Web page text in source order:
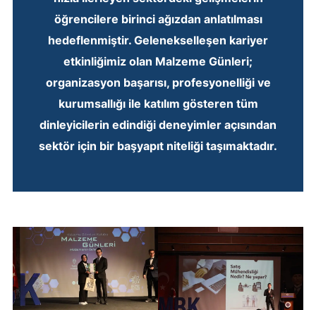
öğrencilere birinci ağızdan anlatılması
hedeflenmiştir. Gelenekselleşen kariyer
etkinliğimiz olan Malzeme Günleri;
organizasyon başarısı, profesyonelliği ve
kurumsallığı ile katılım gösteren tüm
dinleyicilerin edindiği deneyimler açısından
sektör için bir başyapıt niteliği taşımaktadır.